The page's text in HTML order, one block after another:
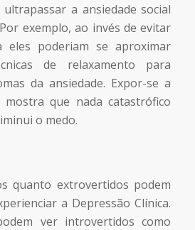
a ansiedade social
exemplo, ao invés de evitar
eles poderiam se aproximar
de relaxamento para
da ansiedade. Expor-se a
que nada catastrófico
o medo.
quanto extrovertidos podem
a Depressão Clínica.
ver introvertidos como